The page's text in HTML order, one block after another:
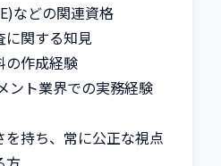
などの関連資格
に関する知見
の作成経験
ント業界での実務経験
持ち、常に公正な視点